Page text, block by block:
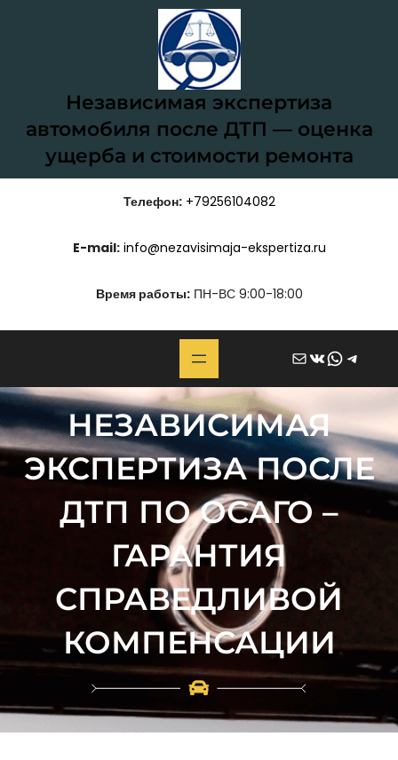
Независимая экспертиза
автомобиля после ДТП — оценка
ущерба и стоимости ремонта
Телефон: +79256104082
E-mail: info@nezavisimaja-ekspertiza.ru
Время работы:ПН-ВС 9:00-18:00
Почта ВКонтакте WhatsApp Telegram
НЕЗАВИСИМАЯ
ЭКСПЕРТИЗА ПОСЛЕ
ДТП ПО ОСАГО –
ГАРАНТИЯ
СПРАВЕДЛИВОЙ
КОМПЕНСАЦИИ